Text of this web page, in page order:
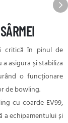
critică în pinul de
asigura și stabiliza
o funcționare
de bowling.
cu coarde EV99,
a echipamentului și